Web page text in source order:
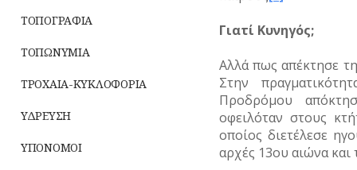
ΤΟΠΟΓΡΑΦΙΑ
ΤΟΠΩΝΥΜΙΑ
ΤΡΟΧΑΙΑ-ΚΥΚΛΟΦΟΡΙΑ
ΥΔΡΕΥΣΗ
ΥΠΟΝΟΜΟΙ
Γιατί Κυνηγός;
Αλλά πως απέκτησε
Στην
Προδρόμου
οφειλόταν στους
οποίος διετέλεσε
αρχές 13ου αιώνα